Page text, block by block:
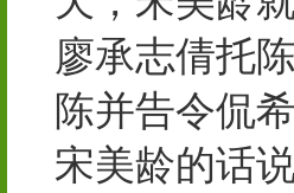
廖承志倩托
陈并告令侃
宋美龄的话